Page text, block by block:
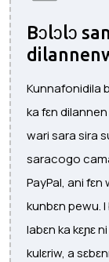
Bɔlɔlɔ
Kunnafonidila
ka fɛn dilannen
wari sara sira
saracogo
PayPal, ani fɛn
kunbɛn pewu. I
labɛn ka kɛɲɛ
kulɛriw, a